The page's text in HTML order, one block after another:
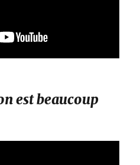
est beaucoup